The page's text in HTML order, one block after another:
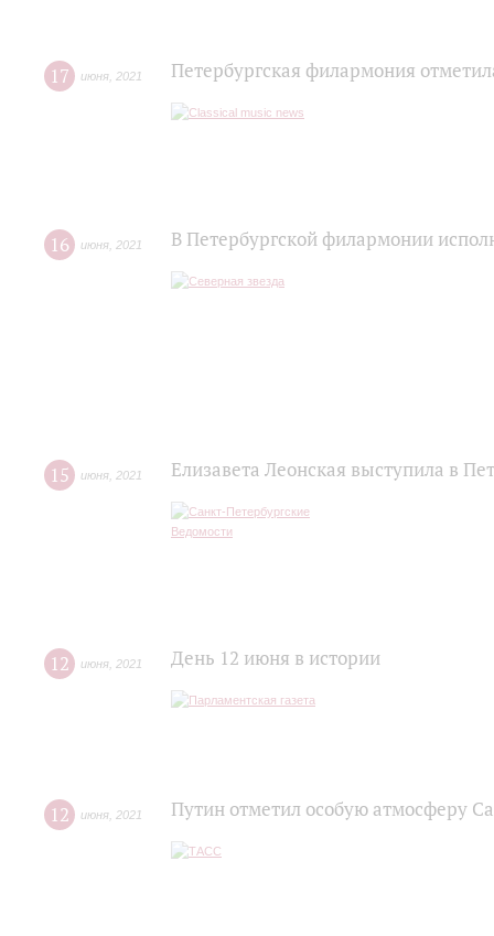
17 июня 2021 Петербургская филармония
16 июня 2021 В Петербургской филармонии
15 июня 2021 Елизавета Леонская выступила в
12 июня 2021 День 12 июня в истории
12 июня 2021 Путин отметил особую атмосферу